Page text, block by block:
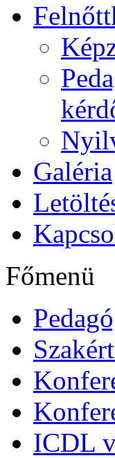
Galéria
Főmenü
ICDL